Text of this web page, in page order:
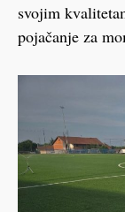
svojim
pojačanje za